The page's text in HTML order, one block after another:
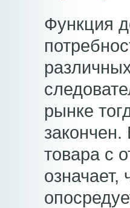
Функция
рынке
товара с
означает,